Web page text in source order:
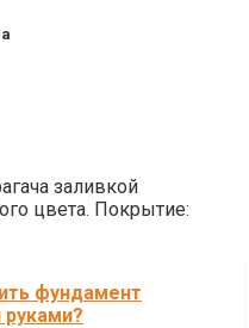
заливкой
цвета. Покрытие:
фундамент